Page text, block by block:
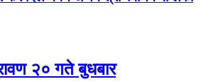
२० गते बुधबार